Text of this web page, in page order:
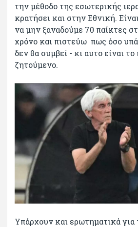
την μέθοδο της εσωτερικής
κρατήσει και στην Εθνική.
να μην ξαναδούμε 70 παίκτες
χρόνο και πιστεύω πως όσο
δεν θα συμβεί - κι αυτο είναι
ζητούμενο.
Υπάρχουν και ερωτηματικά για